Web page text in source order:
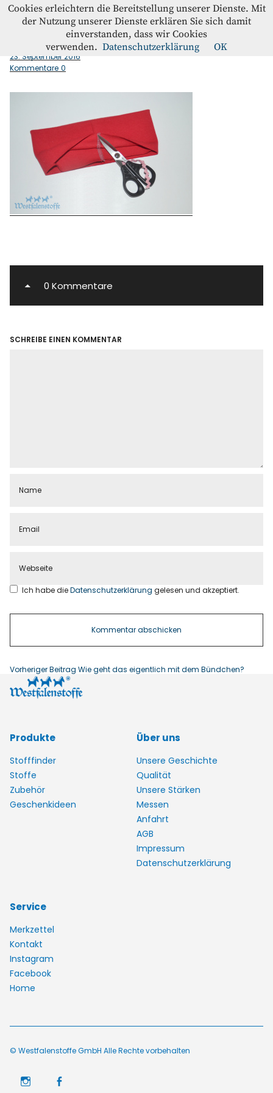
Westfalenstoffe-Blog
Instagram
Facebook
buendchen_klappen
23. September 2016
Kommentare 0
0 Kommentare
SCHREIBE EINEN KOMMENTAR
Ich habe dieDatenschutzerklärunggelesen und akzeptiert.
Vorheriger Beitrag Wie geht das eigentlich mit dem Bündchen?
Produkte
Stofffinder
Stoffe
Zubehör
Geschenkideen
Über uns
Unsere Geschichte
Qualität
Unsere Stärken
Messen
Anfahrt
AGB
Impressum
Datenschutzerklärung
Service
Merkzettel
Kontakt
Instagram
Facebook
Home
© Westfalenstoffe GmbH Alle Rechte vorbehalten
Cookies erleichtern die Bereitstellung unserer Dienste. Mit
der Nutzung unserer Dienste erklären Sie sich damit
einverstanden, dass wir Cookies
verwenden. Datenschutzerklärung OK